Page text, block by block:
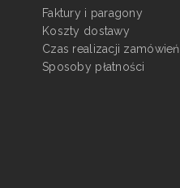
Faktury i paragony
Koszty dostawy
Czas realizacji zamówień
Sposoby płatności